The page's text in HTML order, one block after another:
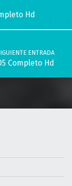
Hd
ENTRADA
Completo Hd